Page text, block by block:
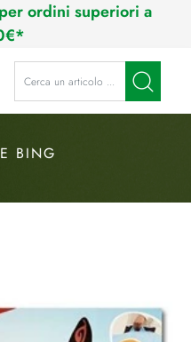
ordini superiori a
La modifica di un filtro
BING